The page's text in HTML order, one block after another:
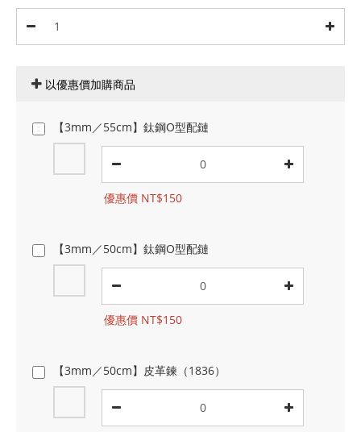
以優惠價加購商品
【3mm／55cm】鈦鋼O型配鏈
優惠價 NT$150
【3mm／50cm】鈦鋼O型配鏈
優惠價 NT$150
【3mm／50cm】皮革鍊（1836）